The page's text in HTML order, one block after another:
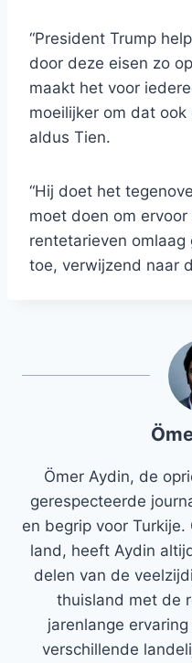
“President Trump
door deze eisen zo
maakt het voor
moeilijker om dat ook
aldus Tien.
“Hij doet het
moet doen om
rentetarieven omlaag
toe, verwijzend naar
Ömer Aydin, de
gerespecteerde
en begrip voor
land, heeft Aydin
delen van de
thuisland met de
jarenlange
verschillende